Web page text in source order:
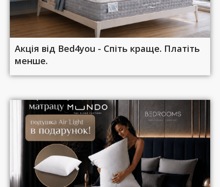
Акція від Bed4you - Спіть краще. Платіть
менше.